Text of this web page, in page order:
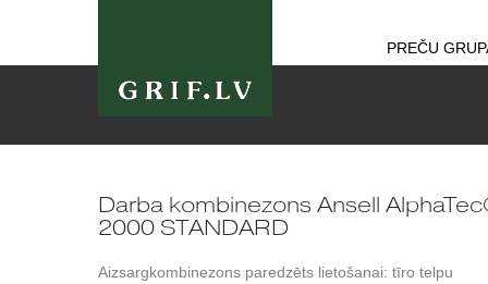
PREČU
Darba kombinezons Ansell
2000 STANDARD
Aizsargkombinezons paredzēts lietošanai: tīro telpu